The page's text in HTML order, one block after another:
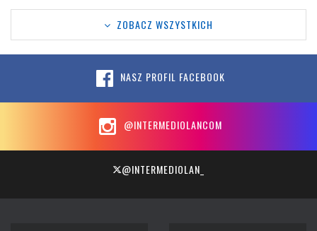
ZOBACZ WSZYSTKICH
NASZ PROFIL FACEBOOK
@INTERMEDIOLANCOM
@INTERMEDIOLAN_